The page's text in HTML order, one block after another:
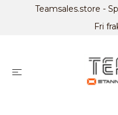
Teamsales.store -
Fri